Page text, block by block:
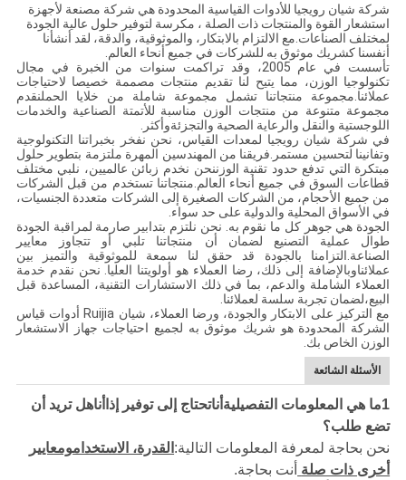
شركة شيان رويجيا للأدوات القياسية المحدودة هي شركة مصنعة لأجهزة
استشعار القوة والمنتجات ذات الصلة ، مكرسة لتوفير حلول عالية الجودة
لمختلف الصناعات.مع الالتزام بالابتكار، والموثوقية، والدقة، لقد أنشأنا
أنفسنا كشريك موثوق به للشركات في جميع أنحاء العالم.
تأسست في عام 2005، وقد تراكمت سنوات من الخبرة في مجال
تكنولوجيا الوزن، مما يتيح لنا تقديم منتجات مصممة خصيصا لاحتياجات
عملائنا.مجموعة منتجاتنا تشمل مجموعة شاملة من خلايا الحملنقدم
مجموعة متنوعة من منتجات الوزن مناسبة للأتمتة الصناعية والخدمات
اللوجستية والنقل والرعاية الصحية والتجزئةوأكثر.
في شركة شيان رويجيا لمعدات القياس، نحن نفخر بخبراتنا التكنولوجية
وتفانينا لتحسين مستمر.فريقنا من المهندسين المهرة ملتزمة بتطوير حلول
مبتكرة التي تدفع حدود تقنية الوزننحن نخدم زبائن عالميين، نلبي مختلف
قطاعات السوق في جميع أنحاء العالم.منتجاتنا تستخدم من قبل الشركات
من جميع الأحجام، من الشركات الصغيرة إلى الشركات متعددة الجنسيات،
في الأسواق المحلية والدولية على حد سواء.
الجودة هي جوهر كل ما نقوم به. نحن نلتزم بتدابير صارمة لمراقبة الجودة
طوال عملية التصنيع لضمان أن منتجاتنا تلبي أو تتجاوز معايير
الصناعة.التزامنا بالجودة قد حقق لنا سمعة للموثوقية والتميز بين
عملائناوبالإضافة إلى ذلك، رضا العملاء هو أولويتنا العليا. نحن نقدم خدمة
العملاء الشاملة والدعم، بما في ذلك الاستشارات التقنية، المساعدة قبل
البيع،لضمان تجربة سلسة لعملائنا.
مع التركيز على الابتكار والجودة، ورضا العملاء، شيان Ruijia أدوات قياس
الشركة المحدودة هو شريك موثوق به لجميع احتياجات جهاز الاستشعار
الوزن الخاص بك.
الأسئلة الشائعة
1ما هي المعلومات التفصيلية أناتحتاج إلى توفير إذا أناهل تريد أن
تضع طلب؟
نحن بحاجة لمعرفة المعلومات التالية: القدرة، الاستخدامومعايير
أخرى ذات صلة أنت بحاجة.